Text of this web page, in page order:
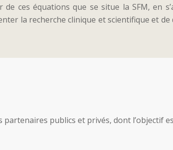
ces équations que se situe la SFM, en
la recherche clinique et scientifique et de
publics et privés, dont l’objectif